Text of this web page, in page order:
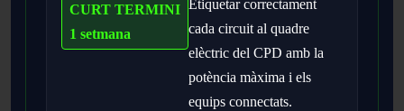
CURT TERMINI
1 setmana
Etiquetar correctament
cada circuit al quadre
elèctric del CPD amb la
potència màxima i els
equips connectats.